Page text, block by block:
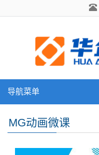
导航菜单
MG动画微课